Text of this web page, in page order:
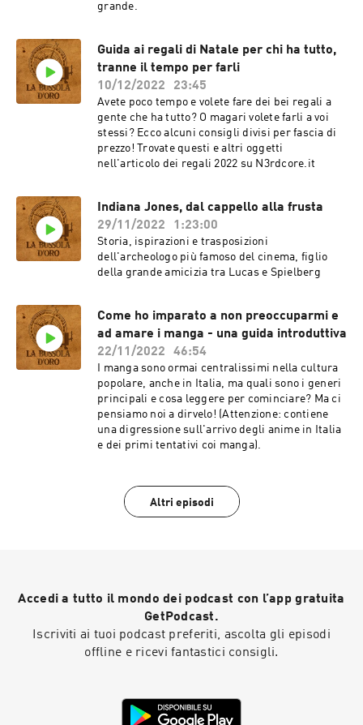
grande.
Guida ai regali di Natale per chi ha tutto,
tranne il tempo per farli
10/12/2022
23:45
Avete poco tempo e volete fare dei bei regali a
gente che ha tutto? O magari volete farli a voi
stessi? Ecco alcuni consigli divisi per fascia di
prezzo! Trovate questi e altri oggetti
nell'articolo dei regali 2022 su N3rdcore.it
Indiana Jones, dal cappello alla frusta
29/11/2022
1:23:00
Storia, ispirazioni e trasposizioni
dell'archeologo più famoso del cinema, figlio
della grande amicizia tra Lucas e Spielberg
Come ho imparato a non preoccuparmi e
ad amare i manga - una guida introduttiva
22/11/2022
46:54
I manga sono ormai centralissimi nella cultura
popolare, anche in Italia, ma quali sono i generi
principali e cosa leggere per cominciare? Ma ci
pensiamo noi a dirvelo! (Attenzione: contiene
una digressione sull'arrivo degli anime in Italia
e dei primi tentativi coi manga).
Altri episodi
Accedi a tutto il mondo dei podcast con l’app gratuita
GetPodcast.
Iscriviti ai tuoi podcast preferiti, ascolta gli episodi
offline e ricevi fantastici consigli.